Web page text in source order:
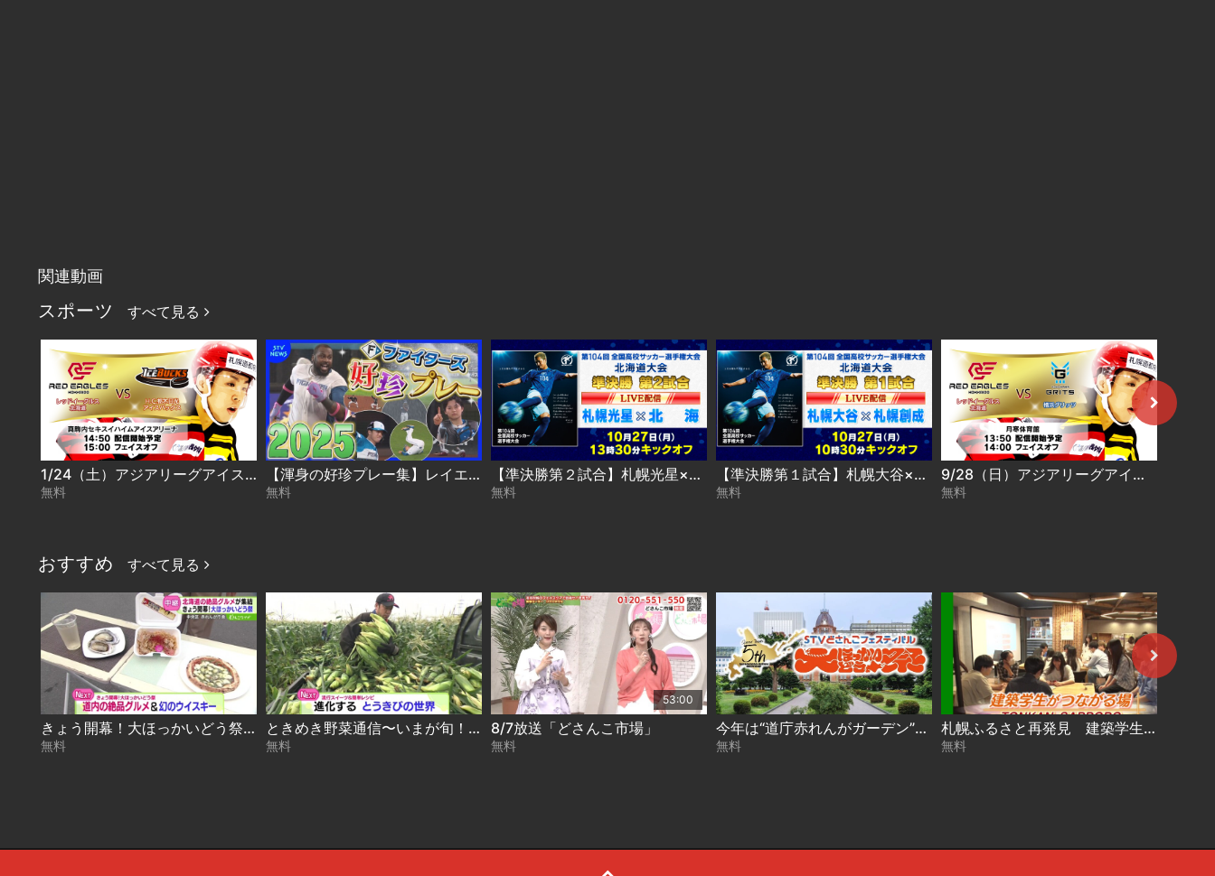
関連動画
スポーツ すべて見る
1/24（土）アジアリーグアイスホッケー レッドイーグルス北海道 ＶＳ H.C.栃木日光アイスバックス
無料
【渾身の好珍プレー集】レイエス全力疾走…サヨナラ男…球場騒然の出来事まで！2025ファイターズ
無料
【準決勝第２試合】札幌光星×北海 第104回 全国高校サッカー選手権 北海道大会
無料
【準決勝第１試合】札幌大谷×札幌創成 第104回 全国高校サッカー選手権 北海道大会
無料
9/28（日）アジアリーグアイスホッケー レッドイーグルス北海道 ＶＳ 横浜グリッツ
無料
おすすめ すべて見る
きょう開幕！大ほっかいどう祭 2026-08-07
無料
ときめき野菜通信〜いまが旬！進化するとうきび 2026-08-07
無料
53:00
8/7放送「どさんこ市場」
無料
今年は“道庁赤れんがガーデン”で開催！【大ほっかいどう祭 2026】
無料
札幌ふるさと再発見 建築学生がつながる場～TONKAN SAPPORO～2026年8月1日放送
無料